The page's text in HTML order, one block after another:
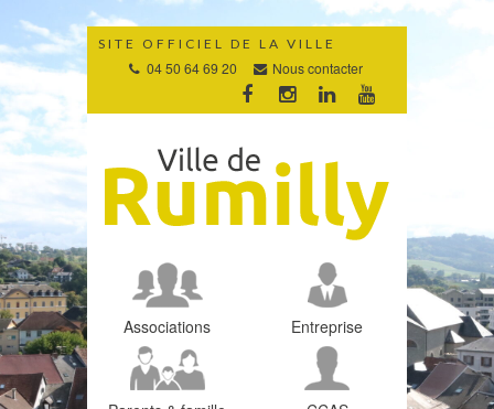
Gestion des traceurs
SITE OFFICIEL DE LA VILLE
04 50 64 69 20 Nous contacter
Lien
vers
compte
Facebook
Lien
vers
compte
Instagram
Lien
vers
compte
Linkedin
vers
Youtube
Associations Entreprise